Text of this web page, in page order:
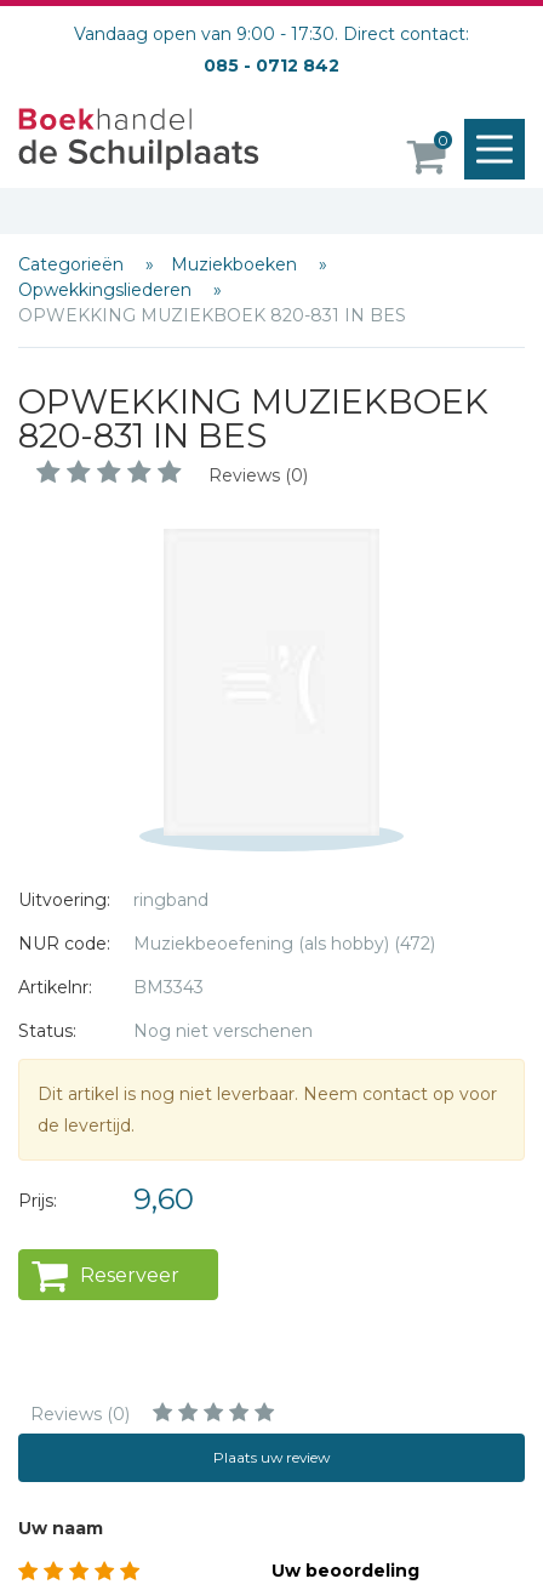
Vandaag open van 9:00 - 17:30. Direct contact:
085 - 0712 842
0
Categorieën
Muziekboeken
Opwekkingsliederen
OPWEKKING MUZIEKBOEK 820-831 IN BES
OPWEKKING MUZIEKBOEK
820-831 IN BES
Reviews (0)
Uitvoering:
ringband
NUR code:
Muziekbeoefening (als hobby) (472)
Artikelnr:
BM3343
Status:
Nog niet verschenen
Dit artikel is nog niet leverbaar. Neem contact op voor
de levertijd.
Prijs: 9,60
Reserveer
Reviews (0)
Plaats uw review
* = verplicht
Uw naam
Uw beoordeling